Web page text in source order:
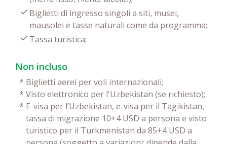
Biglietti di ingresso singoli a siti, musei,
mausolei e tasse naturali come da programma;
Tassa turistica;
Non incluso
* Biglietti aerei per voli internazionali;
* Visto elettronico per l'Uzbekistan (se richiesto);
* E-visa per l’Uzbekistan, e-visa per il Tagikistan,
tassa di migrazione 10+4 USD a persona e visto
turistico per il Turkmenistan da 85+4 USD a